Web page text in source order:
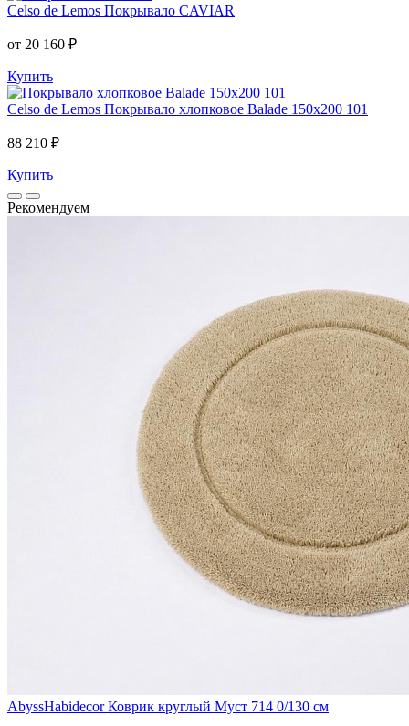
Celso de Lemos Покрывало CAVIAR
от 20 160 ₽
Купить
Celso de Lemos Покрывало хлопковое Balade 150x200 101
88 210 ₽
Купить
Рекомендуем
AbyssHabidecor Коврик круглый Муст 714 0/130 см